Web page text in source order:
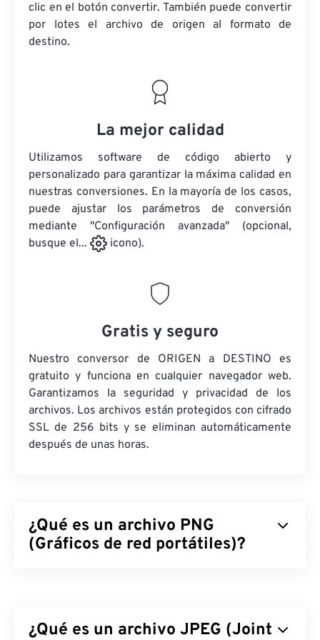
clic en el botón convertir. También puede convertir
por lotes el archivo de origen al formato de
destino.
La mejor calidad
Utilizamos software de código abierto y
personalizado para garantizar la máxima calidad en
nuestras conversiones. En la mayoría de los casos,
puede ajustar los parámetros de conversión
mediante "Configuración avanzada" (opcional,
busque el...
icono).
Gratis y seguro
Nuestro conversor de ORIGEN a DESTINO es
gratuito y funciona en cualquier navegador web.
Garantizamos la seguridad y privacidad de los
archivos. Los archivos están protegidos con cifrado
SSL de 256 bits y se eliminan automáticamente
después de unas horas.
¿Qué es un archivo PNG
(Gráficos de red portátiles)?
tener coloresRGBoRGBAy admiten
¿Qué es un archivo JPEG (Joint